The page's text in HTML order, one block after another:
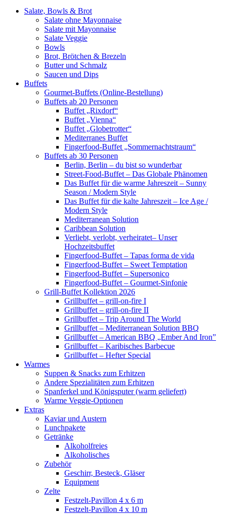
Salate, Bowls & Brot
Salate ohne Mayonnaise
Salate mit Mayonnaise
Salate Veggie
Bowls
Brot, Brötchen & Brezeln
Butter und Schmalz
Saucen und Dips
Buffets
Gourmet-Buffets (Online-Bestellung)
Buffets ab 20 Personen
Buffet „Rixdorf“
Buffet „Vienna“
Buffet „Globetrotter“
Mediterranes Buffet
Fingerfood-Buffet „Sommernachtstraum“
Buffets ab 30 Personen
Berlin, Berlin – du bist so wunderbar
Street-Food-Buffet – Das Globale Phänomen
Das Buffet für die warme Jahreszeit – Sunny
Season / Modern Style
Das Buffet für die kalte Jahreszeit – Ice Age /
Modern Style
Mediterranean Solution
Caribbean Solution
Verliebt, verlobt, verheiratet– Unser
Hochzeitsbuffet
Fingerfood-Buffet – Tapas forma de vida
Fingerfood-Buffet – Sweet Temptation
Fingerfood-Buffet – Supersonico
Fingerfood-Buffet – Gourmet-Sinfonie
Grill-Buffet Kollektion 2026
Grillbuffet – grill-on-fire I
Grillbuffet – grill-on-fire II
Grillbuffet – Trip Around The World
Grillbuffet – Mediterranean Solution BBQ
Grillbuffet – American BBQ „Ember And Iron”
Grillbuffet – Karibisches Barbecue
Grillbuffet – Hefter Special
Warmes
Suppen & Snacks zum Erhitzen
Andere Spezialitäten zum Erhitzen
Spanferkel und Königsputer (warm geliefert)
Warme Veggie-Optionen
Extras
Kaviar und Austern
Lunchpakete
Getränke
Alkoholfreies
Alkoholisches
Zubehör
Geschirr, Besteck, Gläser
Equipment
Zelte
Festzelt-Pavillon 4 x 6 m
Festzelt-Pavillon 4 x 10 m